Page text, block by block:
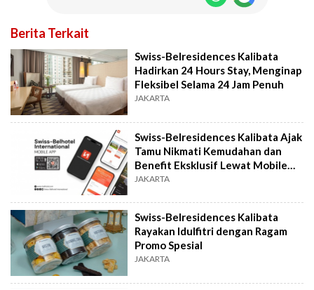
Berita Terkait
Swiss-Belresidences Kalibata
Hadirkan 24 Hours Stay, Menginap
Fleksibel Selama 24 Jam Penuh
JAKARTA
Swiss-Belresidences Kalibata Ajak
Tamu Nikmati Kemudahan dan
Benefit Eksklusif Lewat Mobile
App
JAKARTA
Swiss-Belresidences Kalibata
Rayakan Idulfitri dengan Ragam
Promo Spesial
JAKARTA